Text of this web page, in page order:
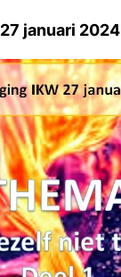
27 januari 2024